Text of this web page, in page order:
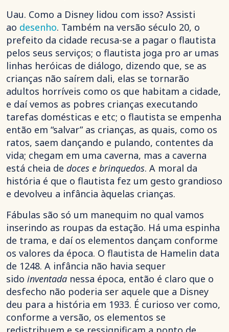
Uau. Como a Disney lidou com isso? Assisti
ao desenho. Também na versão século 20, o
prefeito da cidade recusa-se a pagar o flautista
pelos seus serviços; o flautista joga pro ar umas
linhas heróicas de diálogo, dizendo que, se as
crianças não saírem dali, elas se tornarão
adultos horríveis como os que habitam a cidade,
e daí vemos as pobres crianças executando
tarefas domésticas e etc; o flautista se empenha
então em “salvar” as crianças, as quais, como os
ratos, saem dançando e pulando, contentes da
vida; chegam em uma caverna, mas a caverna
está cheia de doces e brinquedos. A moral da
história é que o flautista fez um gesto grandioso
e devolveu a infância àquelas crianças.
Fábulas são só um manequim no qual vamos
inserindo as roupas da estação. Há uma espinha
de trama, e daí os elementos dançam conforme
os valores da época. O flautista de Hamelin data
de 1248. A infância não havia sequer
sido inventada nessa época, então é claro que o
desfecho não poderia ser aquele que a Disney
deu para a história em 1933. É curioso ver como,
conforme a versão, os elementos se